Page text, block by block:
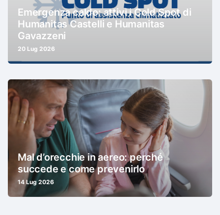
Emergenza caldo: attivi i Cold Spot di
Humanitas Castelli e Humanitas
Gavazzeni
20 Lug 2026
Mal d’orecchie in aereo: perché
succede e come prevenirlo
14 Lug 2026